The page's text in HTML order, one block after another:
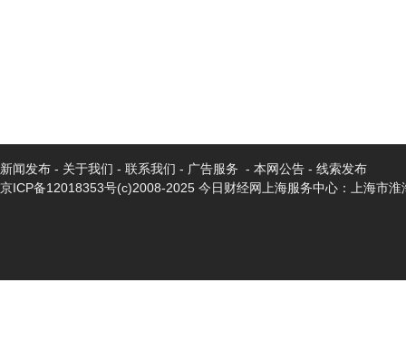
新闻发布 - 关于我们 - 联系我们 - 广告服务 - 本网公告 - 线索发布
京ICP备12018353号(c)2008-2025 今日财经网上海服务中心：上海市